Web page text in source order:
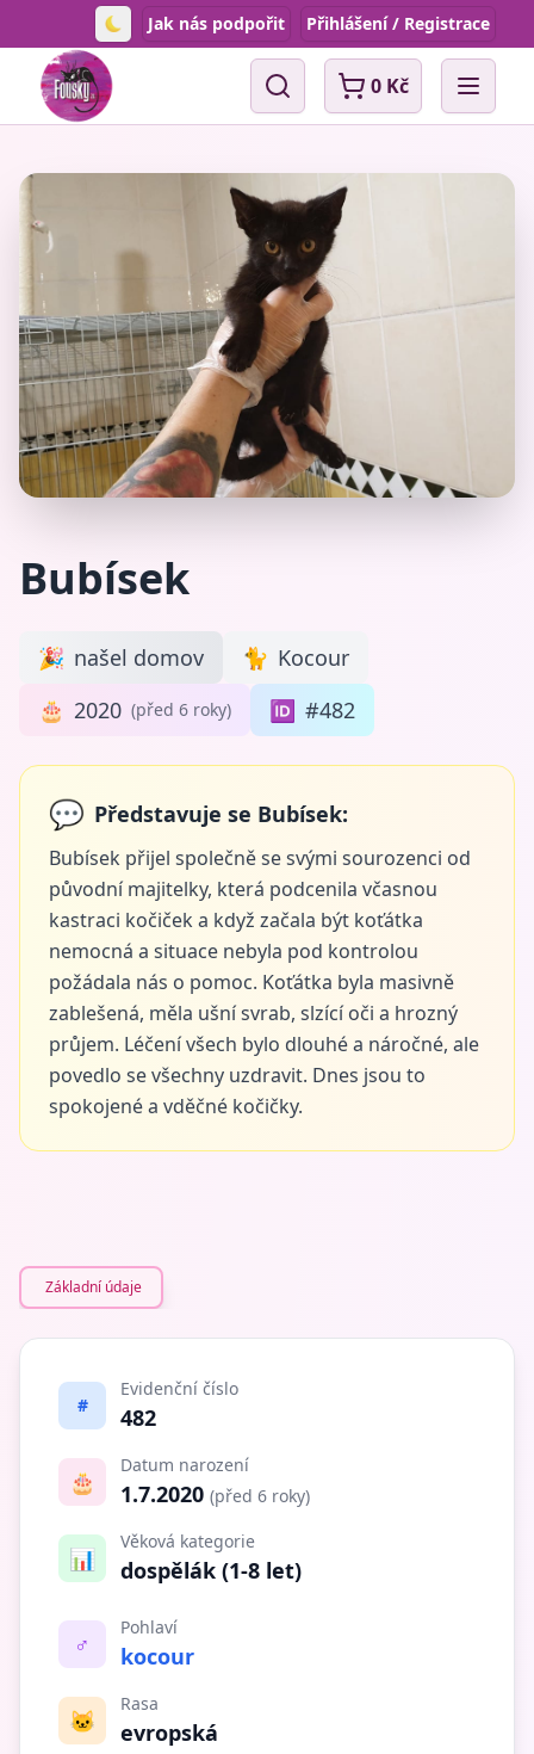
Toggle theme
Jak nás podpořit Přihlášení / Registrace
Vyhledávání0 Kč Open
Bubísek
🎉 našel domov 🐈 Kocour
🎂 2020 (před 6 roky) 🆔 #482
💬 Představuje se Bubísek:
Bubísek přijel společně se svými sourozenci od
původní majitelky, která podcenila včasnou
kastraci kočiček a když začala být koťátka
nemocná a situace nebyla pod kontrolou
požádala nás o pomoc. Koťátka byla masivně
zablešená, měla ušní svrab, slzící oči a hrozný
průjem. Léčení všech bylo dlouhé a náročné, ale
povedlo se všechny uzdravit. Dnes jsou to
spokojené a vděčné kočičky.
Základní údaje
#
Evidenční číslo
482
🎂
Datum narození
1.7.2020 (před 6 roky)
📊
Věková kategorie
dospělák (1-8 let)
♂️
Pohlaví
kocour
🐱
Rasa
evropská